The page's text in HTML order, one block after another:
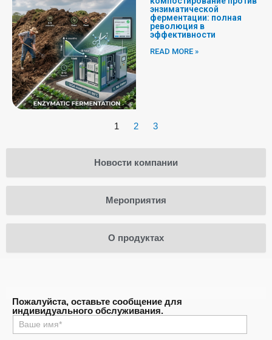
Новости компании
Мероприятия
О продуктах
энзиматической
ферментации: полная
революция в
эффективности
READ MORE »
1 2 3
Пожалуйста, оставьте сообщение для
индивидуального обслуживания.
名
称